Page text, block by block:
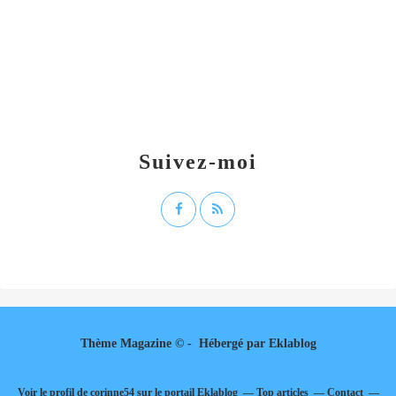
Suivez-moi
Thème Magazine © - Hébergé par Eklablog
Voir le profil de corinne54sur le portail Eklablog Top articles Contact